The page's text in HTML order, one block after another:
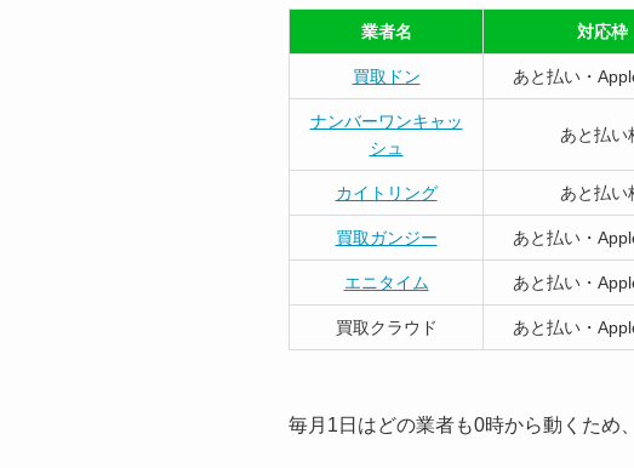
業者名 対応枠
買取ドン あと払い・
ナンバーワンキャッ
シュ
あと払い
カイトリング あと払い
買取ガンジー あと払い・
エニタイム あと払い・
買取クラウド あと払い・
毎月1日はどの業者も0時から動くため、